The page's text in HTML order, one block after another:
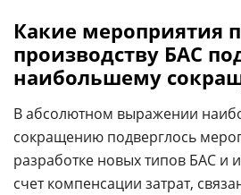
Какие мероприятия
производству БАС
наибольшему
В абсолютном выражении
сокращению подверглось
разработке новых типов БАС и
счет компенсации затрат,